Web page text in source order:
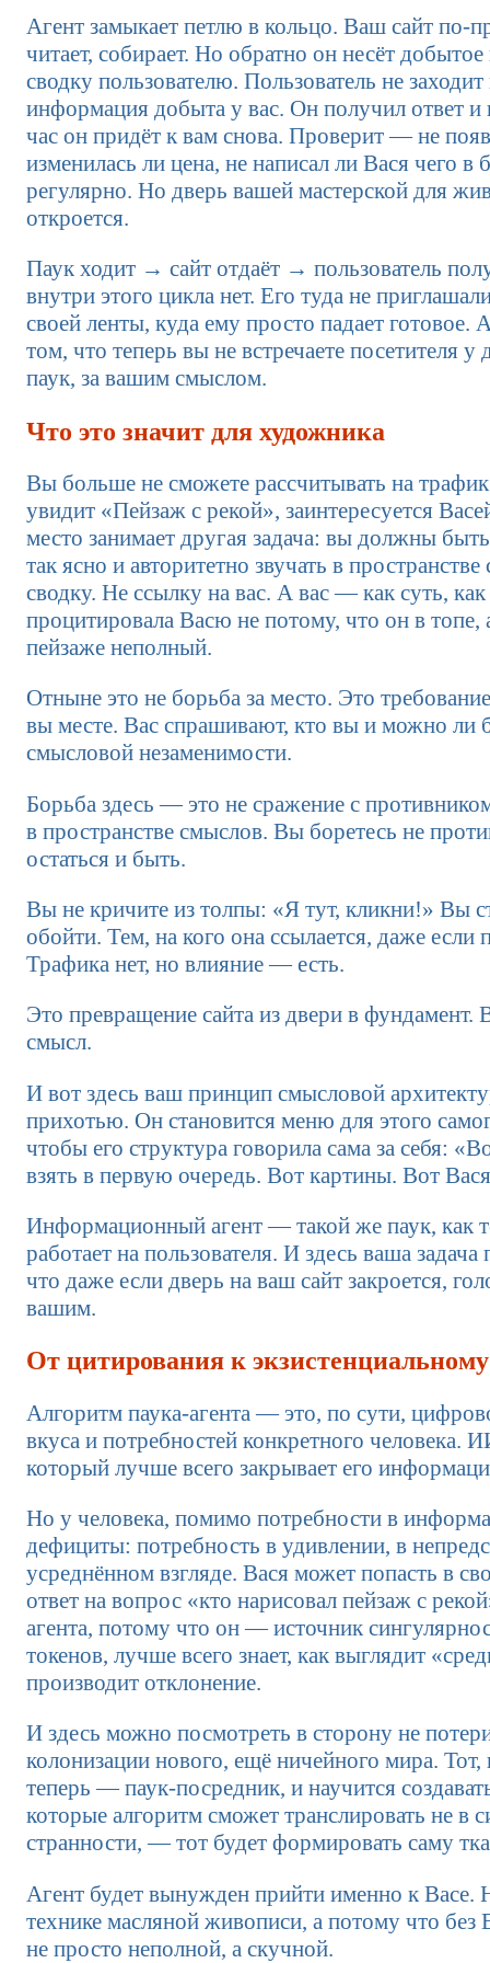
Агент замыкает петлю в кольцо. Ваш сайт
читает, собирает. Но обратно он несёт
сводку пользователю. Пользователь не
информация добыта у вас. Он получил ответ
час он придёт к вам снова. Проверит — не
изменилась ли цена, не написал ли Вася чего в
регулярно. Но дверь вашей мастерской для
откроется.
Паук ходит → сайт отдаёт → пользователь
внутри этого цикла нет. Его туда не
своей ленты, куда ему просто падает готовое.
том, что теперь вы не встречаете посетителя
паук, за вашим смыслом.
Что это значит для художника
Вы больше не сможете рассчитывать на
увидит «Пейзаж с рекой», заинтересуется
место занимает другая задача: вы должны
так ясно и авторитетно звучать в
сводку. Не ссылку на вас. А вас — как суть,
процитировала Васю не потому, что он в топе,
пейзаже неполный.
Отныне это не борьба за место. Это
вы месте. Вас спрашивают, кто вы и можно ли
смысловой незаменимости.
Борьба здесь — это не сражение с
в пространстве смыслов. Вы боретесь не
остаться и быть.
Вы не кричите из толпы: «Я тут, кликни!» Вы
обойти. Тем, на кого она ссылается, даже если
Трафика нет, но влияние — есть.
Это превращение сайта из двери в
смысл.
И вот здесь ваш принцип смысловой
прихотью. Он становится меню для этого
чтобы его структура говорила сама за себя:
взять в первую очередь. Вот картины. Вот
Информационный агент — такой же паук, как
работает на пользователя. И здесь ваша
что даже если дверь на ваш сайт закроется,
вашим.
От цитирования к
Алгоритм паука-агента — это, по сути,
вкуса и потребностей конкретного человека.
который лучше всего закрывает его
Но у человека, помимо потребности в
дефициты: потребность в удивлении, в
усреднённом взгляде. Вася может попасть в
ответ на вопрос «кто нарисовал пейзаж с
агента, потому что он — источник
токенов, лучше всего знает, как выглядит
производит отклонение.
И здесь можно посмотреть в сторону не
колонизации нового, ещё ничейного мира. Тот,
теперь — паук-посредник, и научится
которые алгоритм сможет транслировать не в
странности, — тот будет формировать саму
Агент будет вынужден прийти именно к Васе.
технике масляной живописи, а потому что без
не просто неполной, а скучной.